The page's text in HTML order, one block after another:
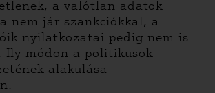
a valótlan adatok
nem jár szankciókkal, a
nyilatkozatai pedig nem is
Ily módon a politikusok
alakulása